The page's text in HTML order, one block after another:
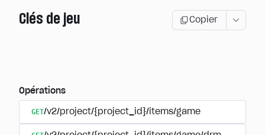
Clés de jeu Copier
Opérations
GET/v2/project/{project_id}/items/game